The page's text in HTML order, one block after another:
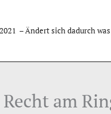
– Ändert sich dadurch
am